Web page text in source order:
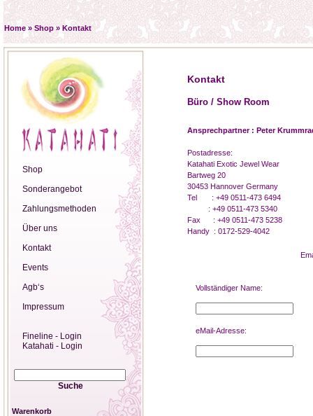
Home » Shop »Kontakt
Shop
Sonderangebot
Zahlungsmethoden
Über uns
Kontakt
Events
Agb‘s
Impressum
Fineline - Login
Katahati - Login
Suche
Kontakt
Büro / Show Room
Ansprechpartner : Peter
Postadresse:
Katahati Exotic Jewel Wear
Bartweg 20
30453 Hannover Germany
Tel : +49 0511-473 6494
: +49 0511-473 5340
Fax : +49 0511-473 5238
Handy : 0172-529-4042
Vollständiger Name:
eMail-Adresse:
Warenkorb